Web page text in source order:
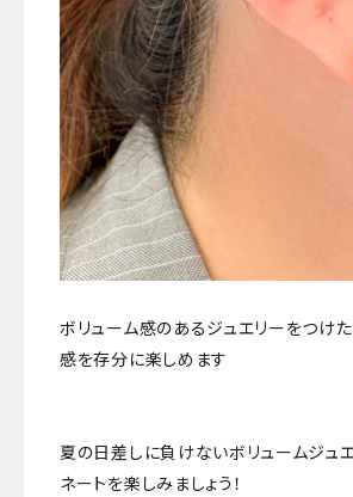
ボリューム感のあるジュエリーをつけ
感を存分に楽しめます
夏の日差しに負けないボリュームジュ
ネートを楽しみましょう！